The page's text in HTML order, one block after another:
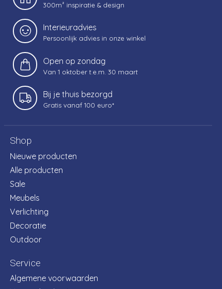
300m² inspiratie & design
Interieuradvies
Persoonlijk advies in onze winkel
Open op zondag
Van 1 oktober t.e.m. 30 maart
Bij je thuis bezorgd
Gratis vanaf 100 euro*
Shop
Nieuwe producten
Alle producten
Sale
Meubels
Verlichting
Decoratie
Outdoor
Service
Algemene voorwaarden